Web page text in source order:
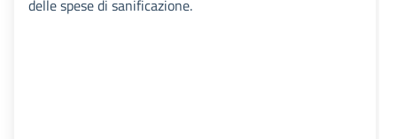
delle spese di sanificazione.